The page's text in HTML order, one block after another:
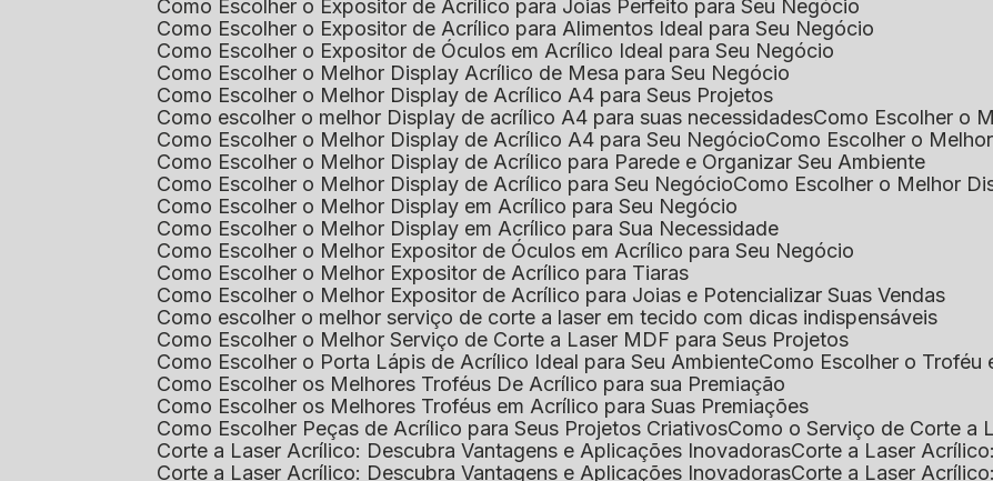
Como Escolher o Expositor de Acrílico para Joias Perfeito para Seu Negócio
Como Escolher o Expositor de Acrílico para Alimentos Ideal para Seu Negócio
Como Escolher o Expositor de Óculos em Acrílico Ideal para Seu Negócio
Como Escolher o Melhor Display Acrílico de Mesa para Seu Negócio
Como Escolher o Melhor Display de Acrílico A4 para Seus Projetos
Como escolher o melhor Display de acrílico A4 para suas necessidades
Como Escolher o
Como Escolher o Melhor Display de Acrílico A4 para Seu Negócio
Como Escolher o
Como Escolher o Melhor Display de Acrílico para Parede e Organizar Seu Ambiente
Como Escolher o Melhor Display de Acrílico para Seu Negócio
Como Escolher o Melhor
Como Escolher o Melhor Display em Acrílico para Seu Negócio
Como Escolher o Melhor Display em Acrílico para Sua Necessidade
Como Escolher o Melhor Expositor de Óculos em Acrílico para Seu Negócio
Como Escolher o Melhor Expositor de Acrílico para Tiaras
Como Escolher o Melhor Expositor de Acrílico para Joias e Potencializar Suas Vendas
Como escolher o melhor serviço de corte a laser em tecido com dicas indispensáveis
Como Escolher o Melhor Serviço de Corte a Laser MDF para Seus Projetos
Como Escolher o Porta Lápis de Acrílico Ideal para Seu Ambiente
Como Escolher o
Como Escolher os Melhores Troféus De Acrílico para sua Premiação
Como Escolher os Melhores Troféus em Acrílico para Suas Premiações
Como Escolher Peças de Acrílico para Seus Projetos Criativos
Como o Serviço de Corte
Corte a Laser Acrílico: Descubra Vantagens e Aplicações Inovadoras
Corte a Laser
Corte a Laser Acrílico: Descubra Vantagens e Aplicações Inovadoras
Corte a Laser